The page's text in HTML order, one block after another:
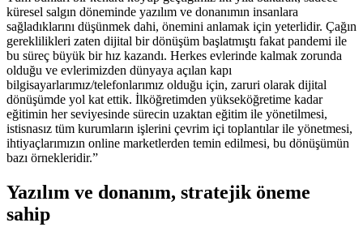
küresel salgın döneminde yazılım ve donanımın insanlara
sağladıklarını düşünmek dahi, önemini anlamak için yeterlidir. Çağın
gereklilikleri zaten dijital bir dönüşüm başlatmıştı fakat pandemi ile
bu süreç büyük bir hız kazandı. Herkes evlerinde kalmak zorunda
olduğu ve evlerimizden dünyaya açılan kapı
bilgisayarlarımız/telefonlarımız olduğu için, zaruri olarak dijital
dönüşümde yol kat ettik. İlköğretimden yükseköğretime kadar
eğitimin her seviyesinde sürecin uzaktan eğitim ile yönetilmesi,
istisnasız tüm kurumların işlerini çevrim içi toplantılar ile yönetmesi,
ihtiyaçlarımızın online marketlerden temin edilmesi, bu dönüşümün
bazı örnekleridir.”
Yazılım ve donanım, stratejik öneme
sahip